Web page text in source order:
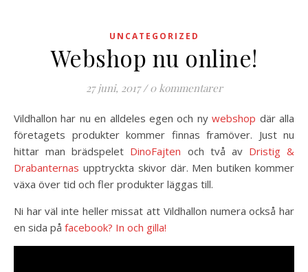
UNCATEGORIZED
Webshop nu online!
27 juni, 2017 / 0 kommentarer
Vildhallon har nu en alldeles egen och nywebshop där alla
företagets produkter kommer finnas framöver. Just nu
hittar man brädspelet DinoFajten och två av Dristig &
Drabanternas upptryckta skivor där. Men butiken kommer
växa över tid och fler produkter läggas till.
Ni har väl inte heller missat att Vildhallon numera också har
en sida på facebook? In och gilla!